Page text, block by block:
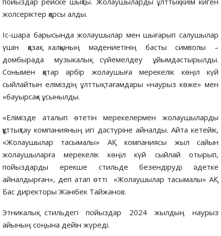
жолсеріктер қарсы алды.
Іс-шара барысында жолаушылар мен шығарып салушылар
үшін қазақ халқының мәдениетінің басты символы –
домбырада музыкалық сүйемелдеу ұйымдастырылды.
Сонымен қатар әрбір жолаушыға мерекелік көңіл күй
сыйлайтын еліміздің ұлттық тағамдары «наурыз көже» мен
«бауырсақ» ұсынылды.
«Елімізде аталып өтетін мерекелермен жолаушыларды
құттықтау компанияның игі дәстүріне айналды. Айта кетейік,
«Жолаушылар тасымалы» АҚ компаниясы жыл сайын
жолаушыларға мерекелік көңіл күй сыйлай отырып,
пойыздарды ерекше стильде безендіруді әдетке
айналдырған», деп атап өтті «Жолаушылар тасымалы» АҚ
Бас директоры Жәнібек Тайжанов.
Этникалық стильдегі пойыздар 2024 жылдың наурыз
айының соңына дейін жүреді.